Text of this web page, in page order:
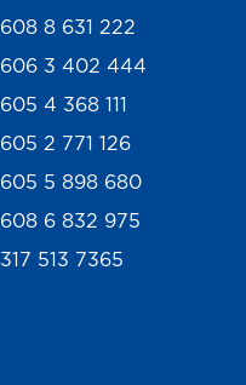
608 8 631 222
606 3 402 444
605 4 368 111
605 2 771 126
605 5 898 680
608 6 832 975
317 513 7365